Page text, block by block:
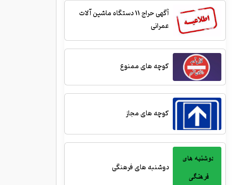
آگهی حراج 11 دستگاه ماشین آلات
عمرانی
کوچه های ممنوع
کوچه های مجاز
دوشنبه های فرهنگی